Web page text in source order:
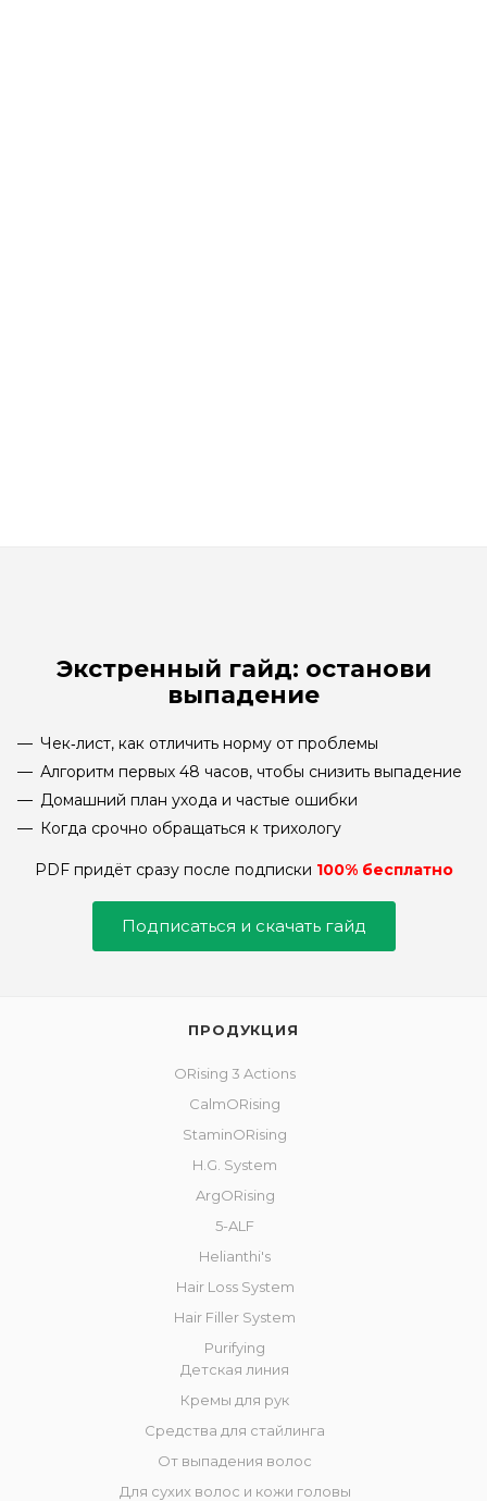
Экстренный гайд: останови
выпадение
Чек‑лист, как отличить норму от проблемы
Алгоритм первых 48 часов, чтобы снизить выпадение
Домашний план ухода и частые ошибки
Когда срочно обращаться к трихологу
PDF придёт сразу после подписки 100% бесплатно
Подписаться и скачать гайд
ПРОДУКЦИЯ
ORising 3 Actions
CalmORising
StaminORising
H.G. System
ArgORising
5-ALF
Helianthi's
Hair Loss System
Hair Filler System
Purifying
Детская линия
Кремы для рук
Средства для стайлинга
От выпадения волос
Для сухих волос и кожи головы